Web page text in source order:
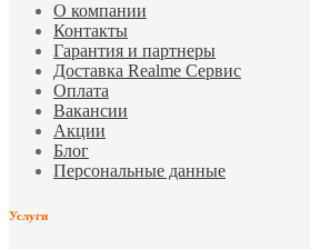
О компании
Контакты
Гарантия и партнеры
Доставка Realme Сервис
Оплата
Вакансии
Акции
Блог
Персональные данные
Услуги